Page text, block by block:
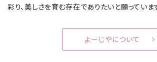
彩り、美しさを育む存在でありたいと願っていま
よーじやについて